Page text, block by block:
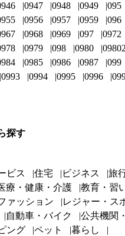
0947 0948 0949 095
0956 0957 0959 096
0968 0969 097 0972
0979 098 0980 09802
0985 0986 0987 099
0993 0994 0995 0996
探す
ビス 住宅 ビジネス
旅
療・健康・介護
教育・習
ァッション
レジャー・ス
自動車・バイク
公共機関
ング
ペット
暮らし